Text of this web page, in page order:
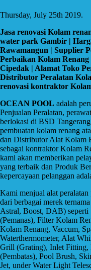
Thursday, July 25th 2019.
Jasa renovasi Kolam
water park Gambir |
Rawamangun | Supplier
Perbaikan Kolam
Cipedak | Alamat Toko
Distributor Peralatan
renovasi kontraktor
OCEAN POOL adalah
Penjualan Peralatan,
berlokasi di BSD
pembuatan kolam renang
dan Distributor Alat Kolam
sebagai kontraktor Kolam
kami akan memberikan
yang terbaik dan Produk
kepercayaan pelanggan
Kami menjual alat
dari berbagai merek
Astral, Boost, DAB) seperti
(Pemanas), Filter Kolam
Kolam Renang, Vaccum,
Waterthermometer, Alat
Grill (Grating), Inlet Fitting,
(Pembatas), Pool Brush,
Jet, under Water Light